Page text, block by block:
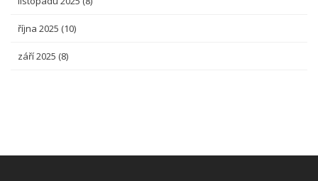
října 2025 (10)
září 2025 (8)